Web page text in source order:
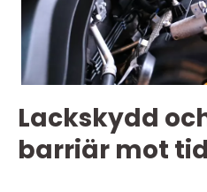
Lackskydd
barriär mot